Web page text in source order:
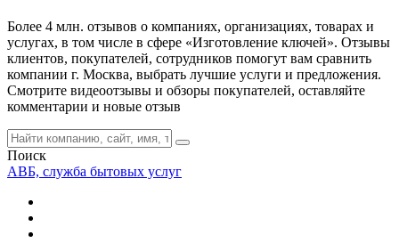
Более 4 млн. отзывов о компаниях, организациях, товарах и
услугах, в том числе в сфере «Изготовление ключей». Отзывы
клиентов, покупателей, сотрудников помогут вам сравнить
компании г. Москва, выбрать лучшие услуги и предложения.
Смотрите видеоотзывы и обзоры покупателей, оставляйте
комментарии и новые отзыв
Поиск
АВБ, служба бытовых услуг